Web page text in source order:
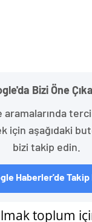
Bizi Öne
aramalarında
için aşağıdaki
bizi takip edin.
Haberler'de Takip
toplum